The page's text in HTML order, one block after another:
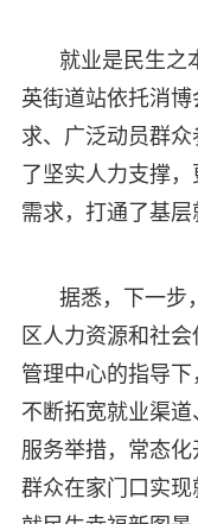
就业是民生之
英街道站依托消
求、广泛动员群
了坚实人力支撑
需求，打通了基层
据悉，下一步
区人力资源和社
管理中心的指导下
不断拓宽就业渠
服务举措，常态
群众在家门口实